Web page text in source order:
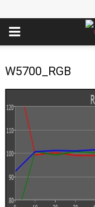
W5700_RGB